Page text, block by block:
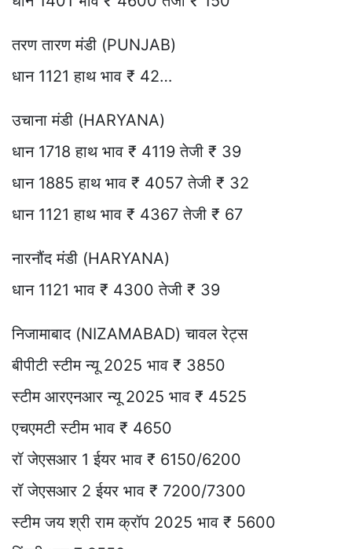
तरण तारण मंडी (PUNJAB)
धान 1121 हाथ भाव ₹ 42…
उचाना मंडी (HARYANA)
धान 1718 हाथ भाव ₹ 4119 तेजी ₹ 39
धान 1885 हाथ भाव ₹ 4057 तेजी ₹ 32
धान 1121 हाथ भाव ₹ 4367 तेजी ₹ 67
नारनौंद मंडी (HARYANA)
धान 1121 भाव ₹ 4300 तेजी ₹ 39
निजामाबाद (NIZAMABAD) चावल रेट्स
बीपीटी स्टीम न्यू 2025 भाव ₹ 3850
स्टीम आरएनआर न्यू 2025 भाव ₹ 4525
एचएमटी स्टीम भाव ₹ 4650
रॉ जेएसआर 1 ईयर भाव ₹ 6150/6200
रॉ जेएसआर 2 ईयर भाव ₹ 7200/7300
स्टीम जय श्री राम क्रॉप 2025 भाव ₹ 5600